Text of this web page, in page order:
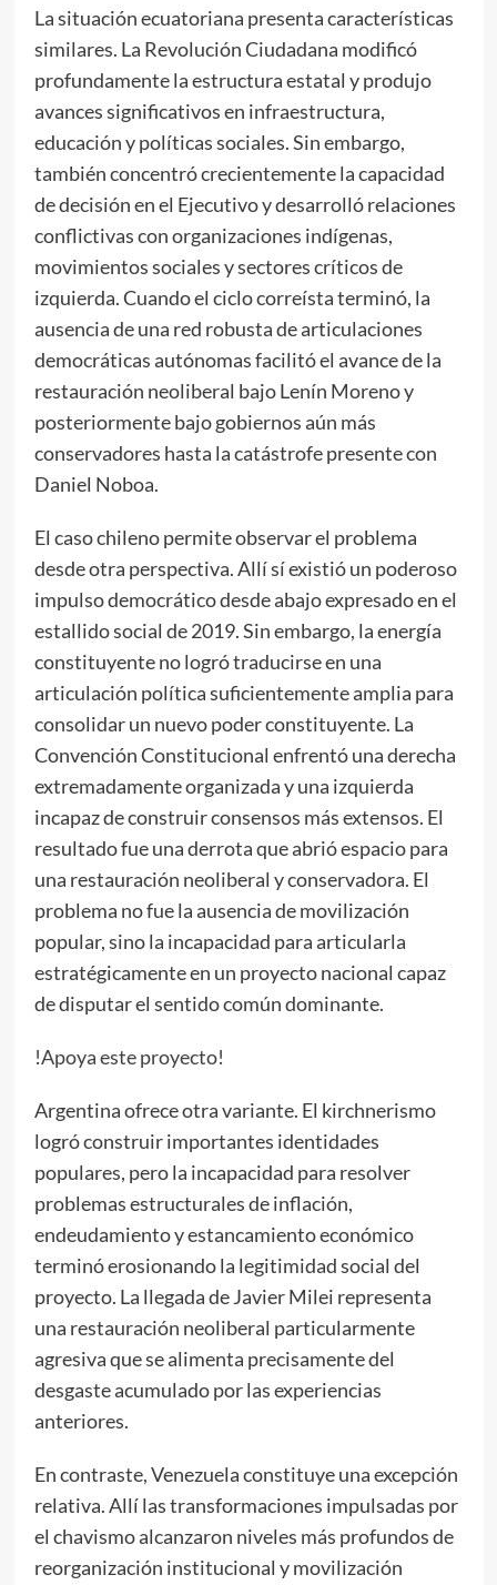
La situación ecuatoriana presenta características
similares. La Revolución Ciudadana modificó
profundamente la estructura estatal y produjo
avances significativos en infraestructura,
educación y políticas sociales. Sin embargo,
también concentró crecientemente la capacidad
de decisión en el Ejecutivo y desarrolló relaciones
conflictivas con organizaciones indígenas,
movimientos sociales y sectores críticos de
izquierda. Cuando el ciclo correísta terminó, la
ausencia de una red robusta de articulaciones
democráticas autónomas facilitó el avance de la
restauración neoliberal bajo Lenín Moreno y
posteriormente bajo gobiernos aún más
conservadores hasta la catástrofe presente con
Daniel Noboa.
El caso chileno permite observar el problema
desde otra perspectiva. Allí sí existió un poderoso
impulso democrático desde abajo expresado en el
estallido social de 2019. Sin embargo, la energía
constituyente no logró traducirse en una
articulación política suficientemente amplia para
consolidar un nuevo poder constituyente. La
Convención Constitucional enfrentó una derecha
extremadamente organizada y una izquierda
incapaz de construir consensos más extensos. El
resultado fue una derrota que abrió espacio para
una restauración neoliberal y conservadora. El
problema no fue la ausencia de movilización
popular, sino la incapacidad para articularla
estratégicamente en un proyecto nacional capaz
de disputar el sentido común dominante.
!Apoya este proyecto!
Argentina ofrece otra variante. El kirchnerismo
logró construir importantes identidades
populares, pero la incapacidad para resolver
problemas estructurales de inflación,
endeudamiento y estancamiento económico
terminó erosionando la legitimidad social del
proyecto. La llegada de Javier Milei representa
una restauración neoliberal particularmente
agresiva que se alimenta precisamente del
desgaste acumulado por las experiencias
anteriores.
En contraste, Venezuela constituye una excepción
relativa. Allí las transformaciones impulsadas por
el chavismo alcanzaron niveles más profundos de
reorganización institucional y movilización